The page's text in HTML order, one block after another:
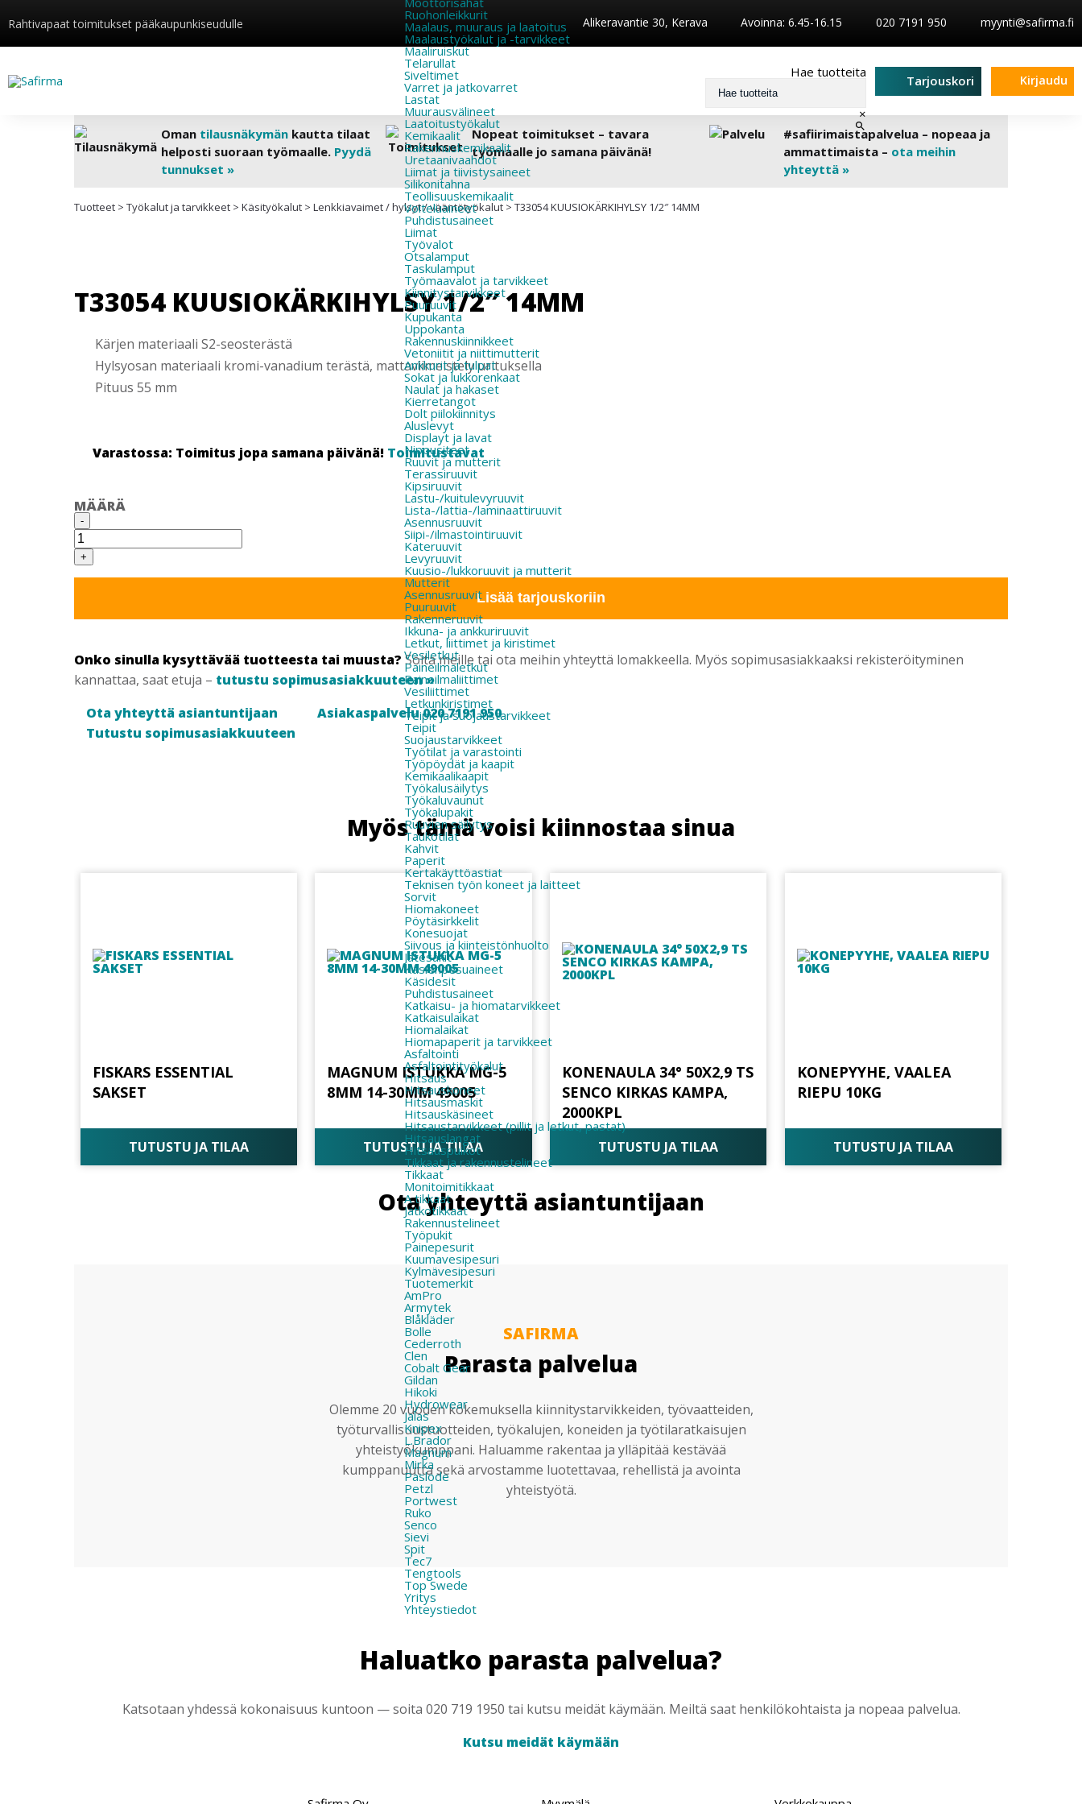
Rahtivapaat toimitukset pääkaupunkiseudulle Alikeravantie 30, Kerava Avoinna: 6.45-16.15 020 7191 950 myynti@safirma.fi
Ruohonleikkurit
Maalaus, muuraus ja laatoitus
Maalaustyökalut ja -tarvikkeet
Maaliruiskut
Telarullat
Siveltimet
Varret ja jatkovarret
Lastat
Muurausvälineet
Laatoitustyökalut
Kemikaalit
Rakennuskemikaalit
Uretaanivaahdot
Liimat ja tiivistysaineet
Silikonitahna
Teollisuuskemikaalit
Voiteluaineet
Puhdistusaineet
Liimat
Työvalot
Otsalamput
Taskulamput
Työmaavalot ja tarvikkeet
Kiinnitys­tarvikkeet
Puuruuvit
Kupukanta
Uppokanta
Rakennuskiinnikkeet
Vetoniitit ja niittimutterit
Ankkurit ja tulpat
Sokat ja lukkorenkaat
Naulat ja hakaset
Kierretangot
Dolt piilokiinnitys
Aluslevyt
Displayt ja lavat
Nippusiteet
Ruuvit ja mutterit
Terassiruuvit
Kipsiruuvit
Lastu-/kuitulevyruuvit
Lista-/lattia-/laminaattiruuvit
Asennusruuvit
Siipi-/ilmastointiruuvit
Kateruuvit
Levyruuvit
Kuusio-/lukkoruuvit ja mutterit
Mutterit
Asennusruuvit
Puuruuvit
Rakenneruuvit
Ikkuna- ja ankkuriruuvit
Letkut, liittimet ja kiristimet
Vesiletkut
Paineilmaletkut
Paineilmaliittimet
Vesiliittimet
Letkunkiristimet
Teipit ja suojaustarvikkeet
Teipit
Suojaustarvikkeet
Työtilat ja varastointi
Työpöydät ja kaapit
Kemikaalikaapit
Työkalusäilytys
Työkaluvaunut
Työkalupakit
Ruuvien säilytys
Taukotilat
Kahvit
Paperit
Kertakäyttöastiat
Teknisen työn koneet ja laitteet
Sorvit
Hiomakoneet
Pöytäsirkkelit
Konesuojat
Siivous ja kiinteistönhuolto
Jätesäkit
Käsienpesuaineet
Käsidesit
Puhdistusaineet
Katkaisu- ja hiomatarvikkeet
Katkaisulaikat
Hiomalaikat
Hiomapaperit ja tarvikkeet
Asfaltointi
Asfaltointityökalut
Hitsaus
Hitsauskoneet
Hitsausmaskit
Hitsauskäsineet
Hitsaustarvikkeet (pillit ja letkut, pastat)
Hitsauslangat
Hitsauspuikot
Tikkaat ja rakennustelineet
Tikkaat
Monitoimitikkaat
A tikkaat
Jatkotikkaat
Rakennustelineet
Työpukit
Painepesurit
Kuumavesipesuri
Kylmävesipesuri
Tuotemerkit
AmPro
Armytek
Blåkläder
Bolle
Cederroth
Clen
Cobalt Gear
Gildan
Hikoki
Hydrowear
Jalas
Knipex
L.Brador
Magnum
Mirka
Paslode
Petzl
Portwest
Ruko
Senco
Sievi
Spit
Tec7
Tengtools
Top Swede
Yritys
Yhteystiedot
Hae tuotteita
×
Tarjouskori Kirjaudu
Oman tilausnäkymänkautta tilaat
helposti suoraan työmaalle. Pyydä
tunnukset »
Nopeat toimitukset – tavara
työmaalle jo samana päivänä!
#safiirimaistapalvelua – nopeaa ja
ammattimaista – ota meihin
yhteyttä »
Tuotteet > Työkalut ja tarvikkeet > Käsityökalut > Lenkkiavaimet / hylsyt / vääntötyökalut > T33054 KUUSIOKÄRKIHYLSY 1/2″ 14MM
T33054 KUUSIOKÄRKIHYLSY 1/2″ 14MM
Kärjen materiaali S2-seosterästä
Hylsyosan materiaali kromi-vanadium terästä, mattaviimeistely urituksella
Pituus 55 mm
Varastossa: Toimitus jopa samana päivänä! Toimitustavat
MÄÄRÄ
T33054
KUUSIOKÄRKIHYLSY
1/2"
14MM
määrä
-
+
Lisää tarjouskoriin
Onko sinulla kysyttävää tuotteesta tai muusta?Soita meille tai ota meihin yhteyttä lomakkeella. Myös sopimusasiakkaaksi rekisteröityminen
kannattaa, saat etuja – tutustu sopimusasiakkuuteen »
Ota yhteyttä asiantuntijaan
Asiakaspalvelu 020 7191 950
Tutustu sopimusasiakkuuteen
Myös tämä voisi kiinnostaa sinua
FISKARS ESSENTIAL
SAKSET
TUTUSTU JA TILAA
MAGNUM ISTUKKA MG-5
8MM 14-30MM 49005
TUTUSTU JA TILAA
KONENAULA 34° 50X2,9 TS
SENCO KIRKAS KAMPA,
2000KPL
TUTUSTU JA TILAA
KONEPYYHE, VAALEA
RIEPU 10KG
TUTUSTU JA TILAA
Ota yhteyttä asiantuntijaan
SAFIRMA
Parasta palvelua
Olemme 20 vuoden kokemuksella kiinnitystarvikkeiden, työvaatteiden,
työturvallisuustuotteiden, työkalujen, koneiden ja työtilaratkaisujen
yhteistyökumppani. Haluamme rakentaa ja ylläpitää kestävää
kumppanuutta sekä arvostamme luotettavaa, rehellistä ja avointa
yhteistyötä.
Haluatko parasta palvelua?
Katsotaan yhdessä kokonaisuus kuntoon — soita 020 719 1950 tai kutsu meidät käymään. Meiltä saat henkilökohtaista ja nopeaa palvelua.
Kutsu meidät käymään